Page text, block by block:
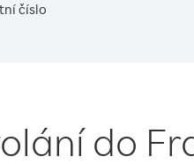
číslo
do